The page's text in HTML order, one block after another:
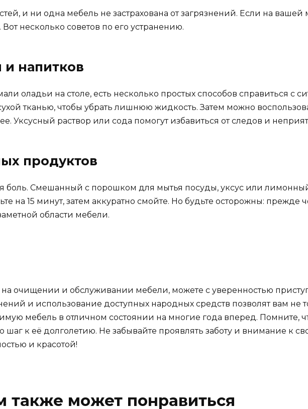
и ни одна мебель не застрахована от загрязнений. Если на вашей
несколько советов по его устранению.
напитков
оладьи на столе, есть несколько простых способов справиться с
тканью, чтобы убрать лишнюю жидкость. Затем можно
Уксусный раствор или сода помогут избавиться от следов и
продуктов
боль. Смешанный с порошком для мытья посуды, уксус или
на 15 минут, затем аккуратно смойте. Но будьте осторожны: прежде
области мебели.
на очищении и обслуживании мебели, можете с уверенностью
и использование доступных народных средств позволят вам не
мебель в отличном состоянии на многие года вперед. Помните,
шаг к её долголетию. Не забывайте проявлять заботу и внимание к
и красотой!
также может понравиться